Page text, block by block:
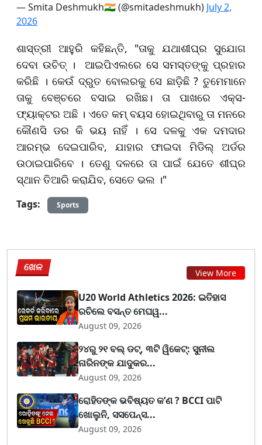
— Smita Deshmukh🇮🇳 (@smitadeshmukh) July 2,
2026
ଶାସ୍ତ୍ରୀ ଆହୁରି କହିଛନ୍ତି, "ତାକୁ ଯଥାଶୀଘ୍ର ସୁଯୋଗ
ଦେବା ଉଚିତ୍ । ଆଇପିଏଲରେ ସେ ସମସ୍ତଙ୍କୁ ପ୍ରହାର
କରିଛି । କେଉଁ ଦ୍ରୁତ ବୋଲରକୁ ସେ ଛାଡ଼ିଛି ? ତୁମେମାନେ
ତାକୁ ବେଞ୍ଚରେ ବସାଇ ରଖିଛ। ତା ପାଖରେ ଏକ୍ସ-
ଫ୍ୟାକ୍ଟର ଅଛି । ଏତେ କମ୍ ବୟସ ହୋଇଥିବାରୁ ତା ମନରେ
କୌଣସି ଡର କି ଭୟ ନାହିଁ । ସେ ଦଳକୁ ଏକ ଦମଦାର
ଆରମ୍ଭ ଦେଇପାରିବ, ଯାହାର ଫାଇଦା ମିଡିଲ୍ ଅର୍ଡର
ଉଠାଇପାରିବେ । ତେଣୁ ଦଳରେ ତା ପାଇଁ ଯେତେ ଶୀଘ୍ର
ସ୍ଥାନ ତିଆରି କରାଯିବ, ସେତେ ଭଲ ।"
Tags: Sports
ଖେଳ View More
U20 World Athletics 2026: ଇତିହାସ
ରଚିଲେ ବସନ୍ତ ମେଘୱ...
August 09, 2026
୨୪ରୁ ୨୧ ବଲ୍ ଡଟ୍, ୩ଟି ୱିକେଟ୍: ସୁନୀଲ
ନାରିନଙ୍କ ଯାଦୁକର...
August 09, 2026
ରୋହିତଙ୍କ ଭବିଷ୍ୟତ କ’ଣ ? BCCI ପାଟି
ଖୋଲୁନି, ସସପେନ୍ସ...
August 09, 2026